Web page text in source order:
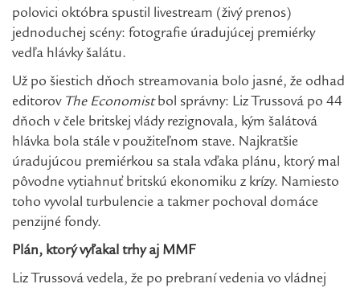
polovici októbra spustil livestream (živý prenos)
jednoduchej scény: fotografie úradujúcej premiérky
vedľa hlávky šalátu.
Už po šiestich dňoch streamovania bolo jasné, že odhad
editorov The Economistbol správny: Liz Trussová po 44
dňoch v čele britskej vlády rezignovala, kým šalátová
hlávka bola stále v použiteľnom stave. Najkratšie
úradujúcou premiérkou sa stala vďaka plánu, ktorý mal
pôvodne vytiahnuť britskú ekonomiku z krízy. Namiesto
toho vyvolal turbulencie a takmer pochoval domáce
penzijné fondy.
Plán, ktorý vyľakal trhy aj MMF
Liz Trussová vedela, že po prebraní vedenia vo vládnej